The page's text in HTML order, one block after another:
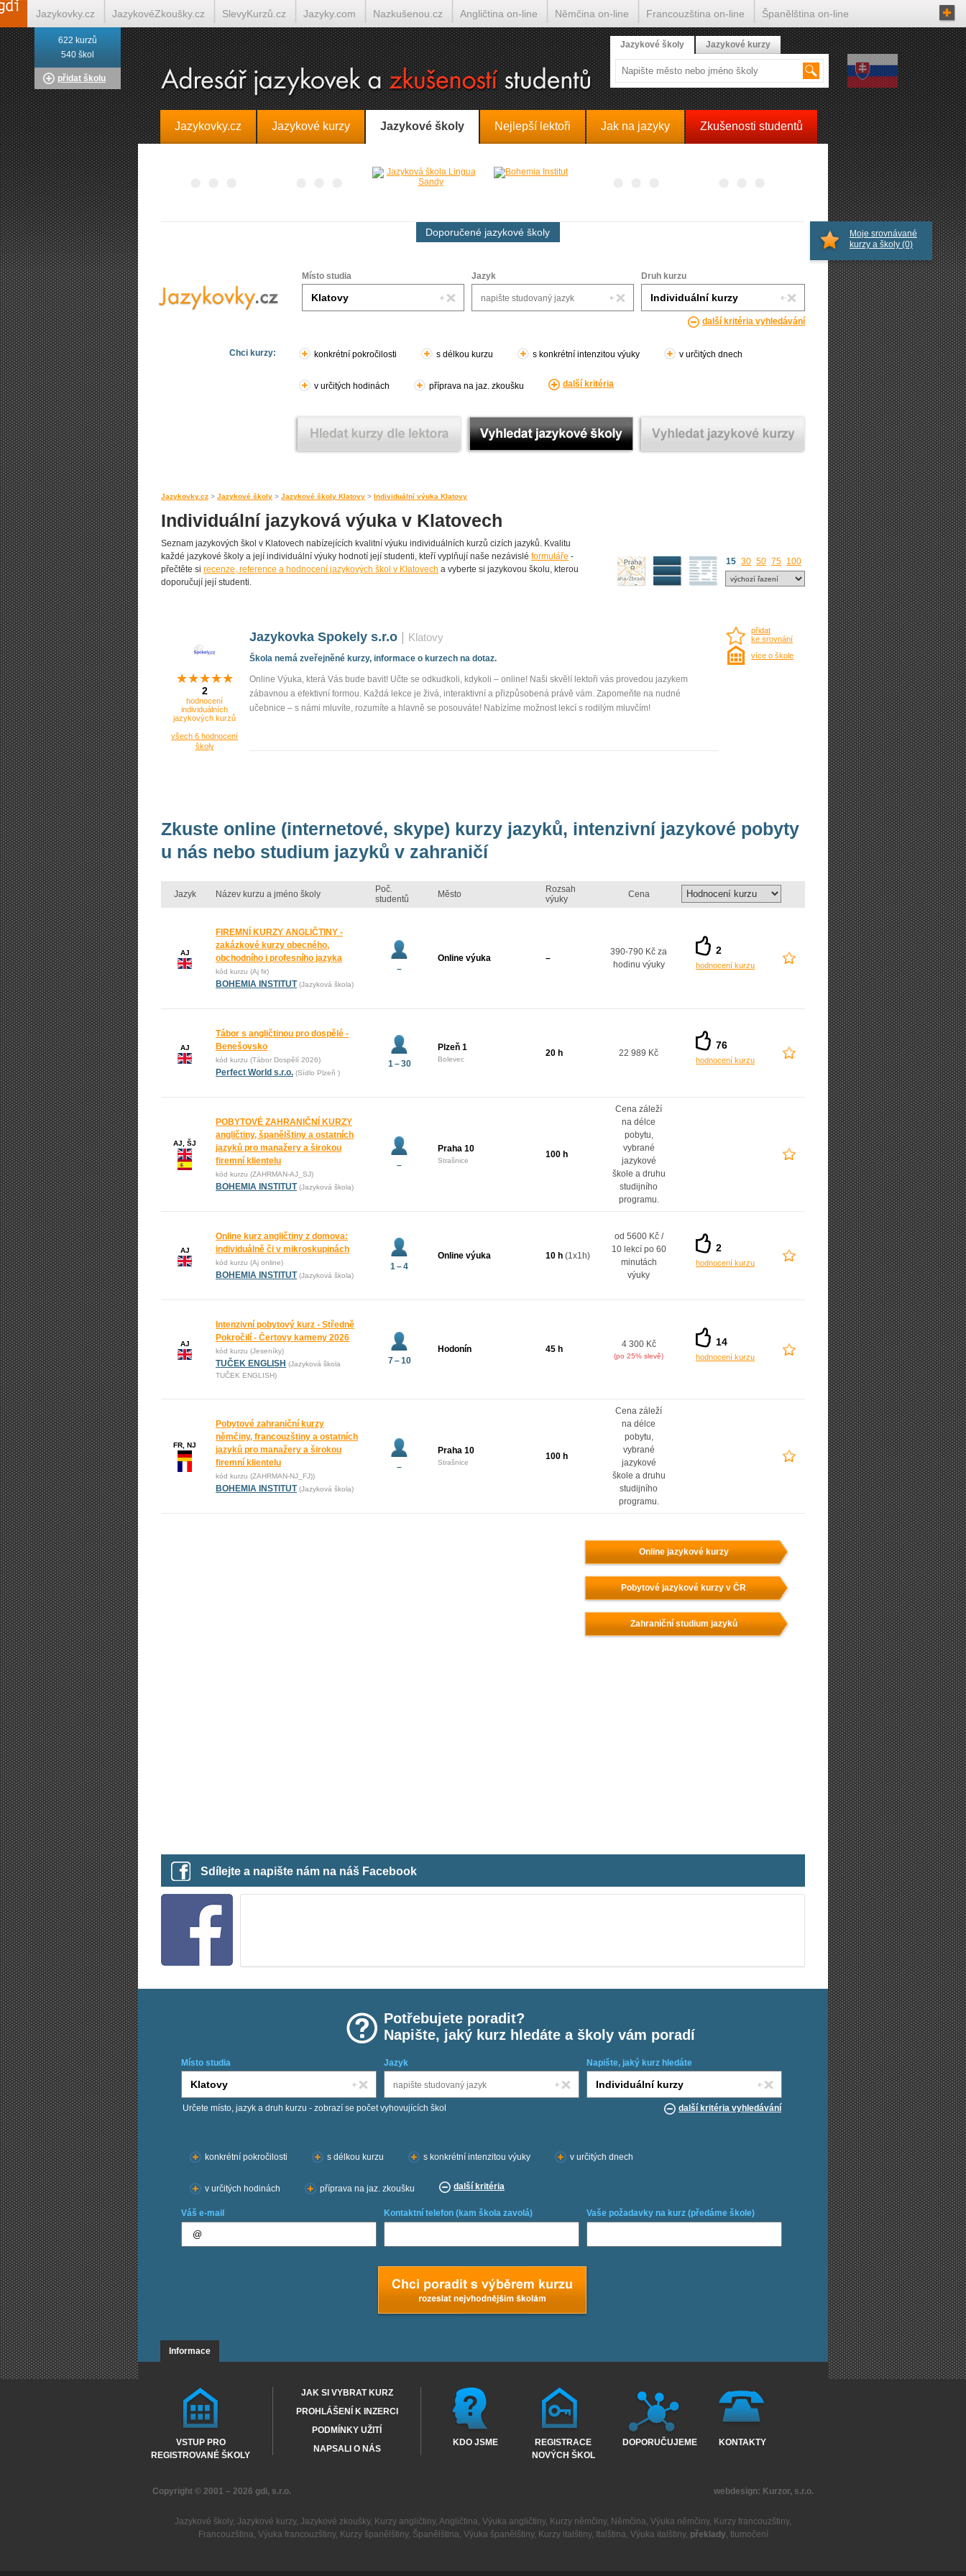
Jazykovky.cz Jazykové kurzy Jazykové školy Nejlepší lektoři Jak na jazyky Zkušenosti studentů
Doporučené jazykové školy
Místo studia Jazyk Druh kurzu
další kritéria vyhledávání
Chci kurzy: konkrétní pokročilosti s délkou kurzu s konkrétní intenzitou výuky v určitých dnech
v určitých hodinách příprava na jaz. zkoušku další kritéria
Jazykovky.cz > Jazykové školy > Jazykové školy Klatovy > Individuální výuka Klatovy
Individuální jazyková výuka v Klatovech
Seznam jazykových škol v Klatovech nabízejících kvalitní výuku individuálních kurzů cizích jazyků. Kvalitu
každé jazykové školy a její individuální výuky hodnotí její studenti, kteří vyplňují naše nezávislé formuláře -
přečtěte si recenze, reference a hodnocení jazykových škol v Klatovech a vyberte si jazykovou školu, kterou
doporučují její studenti.
15 30 50 75 100
Jazykovka Spokely s.r.o Klatovy
Škola nemá zveřejněné kurzy, informace o kurzech na dotaz.
přidat
ke srovnání
více o škole
2
hodnocení
individuálních
jazykových kurzů
všech 6 hodnocení
školy
Online Výuka, která Vás bude bavit! Učte se odkudkoli, kdykoli – online! Naši skvělí lektoři vás provedou jazykem
zábavnou a efektivní formou. Každá lekce je živá, interaktivní a přizpůsobená právě vám. Zapomeňte na nudné
učebnice – s námi mluvíte, rozumíte a hlavně se posouváte! Nabízíme možnost lekcí s rodilým mluvčím!
Zkuste online (internetové, skype) kurzy jazyků, intenzivní jazykové pobyty
u nás nebo studium jazyků v zahraničí
Jazyk Název kurzu a jméno školy
Poč.
studentů
Město
Rozsah
výuky
Cena
AJ
FIREMNÍ KURZY ANGLIČTINY -
zakázkové kurzy obecného,
obchodního i profesního jazyka
kód kurzu (Aj fir)
BOHEMIA INSTITUT (Jazyková škola)
–
Online výuka –
390-790 Kč za
hodinu výuky
2
hodnocení kurzu
AJ
Tábor s angličtinou pro dospělé -
Benešovsko
kód kurzu (Tábor Dospělí 2026)
Perfect World s.r.o. (Sídlo Plzeň )
1 – 30
Plzeň 1
Bolevec
20 h 22 989 Kč
76
hodnocení kurzu
AJ, ŠJ
POBYTOVÉ ZAHRANIČNÍ KURZY
angličtiny, španělštiny a ostatních
jazyků pro manažery a širokou
firemní klientelu
kód kurzu (ZAHRMAN-AJ_SJ)
BOHEMIA INSTITUT (Jazyková škola)
–
Praha 10
Strašnice
100 h
Cena záleží
na délce
pobytu,
vybrané
jazykové
škole a druhu
studijního
programu.
AJ
Online kurz angličtiny z domova:
individuálně či v mikroskupinách
kód kurzu (Aj online)
BOHEMIA INSTITUT (Jazyková škola)
1 – 4
Online výuka 10 h (1x1h)
od 5600 Kč /
10 lekcí po 60
minutách
výuky
2
hodnocení kurzu
AJ
Intenzivní pobytový kurz - Středně
Pokročilí - Čertovy kameny 2026
kód kurzu (Jeseníky)
TUČEK ENGLISH (Jazyková škola
TUČEK ENGLISH)
7 – 10
Hodonín 45 h 4 300 Kč
(po 25% slevě)
14
hodnocení kurzu
FR, NJ
Pobytové zahraniční kurzy
němčiny, francouzštiny a ostatních
jazyků pro manažery a širokou
firemní klientelu
kód kurzu (ZAHRMAN-NJ_FJ))
BOHEMIA INSTITUT (Jazyková škola)
–
Praha 10
Strašnice
100 h
Cena záleží
na délce
pobytu,
vybrané
jazykové
škole a druhu
studijního
programu.
Online jazykové kurzy
Pobytové jazykové kurzy v ČR
Zahraniční studium jazyků
Sdílejte a napište nám na náš Facebook
Potřebujete poradit?
Napište, jaký kurz hledáte a školy vám poradí
Místo studia Jazyk Napište, jaký kurz hledáte
Určete místo, jazyk a druh kurzu - zobrazí se počet vyhovujících škol další kritéria vyhledávání
konkrétní pokročilosti
s délkou kurzu s konkrétní intenzitou výuky v určitých dnech
v určitých hodinách příprava na jaz. zkoušku další kritéria
Váš e-mail Kontaktní telefon (kam škola zavolá) Vaše požadavky na kurz (předáme škole)
Moje srovnávané
kurzy a školy (0)
622 kurzů
540 škol
přidat školu
Jazykové školy Jazykové kurzy
Informace
VSTUP PRO
REGISTROVANÉ ŠKOLY
JAK SI VYBRAT KURZ
PROHLÁŠENÍ K INZERCI
PODMÍNKY UŽITÍ
NAPSALI O NÁS
KDO JSME
REGISTRACE
NOVÝCH ŠKOL
DOPORUČUJEME KONTAKTY
Copyright © 2001 – 2026 gdi, s.r.o. webdesign: Kurzor, s.r.o.
Jazykové školy, Jazykové kurzy, Jazykové zkoušky, Kurzy angličtiny, Angličtina, Výuka angličtiny, Kurzy němčiny, Němčina, Výuka němčiny, Kurzy francouzštiny,
Francouzština, Výuka francouzštiny, Kurzy španělštiny, Španělština, Výuka španělštiny, Kurzy italštiny, Italština, Výuka italštiny, překlady, tlumočení
Jazykovky.cz JazykovéZkoušky.cz SlevyKurzů.cz Jazyky.com Nazkušenou.cz Angličtina on-line Němčina on-line Francouzština on-line Španělština on-line
Italština on-line Tlumočení-Překlady.cz Překládá.cz Tlumočí.cz